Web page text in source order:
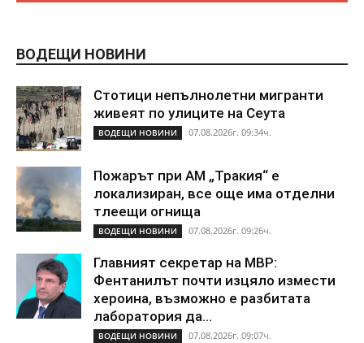
ВОДЕЩИ НОВИНИ
Стотици непълнолетни мигранти
живеят по улиците на Сеута
ВОДЕЩИ НОВИНИ 07.08.2026г. 09:34ч.
Пожарът при АМ „Тракия“ е
локализиран, все още има отделни
тлеещи огнища
ВОДЕЩИ НОВИНИ 07.08.2026г. 09:26ч.
Главният секретар на МВР:
Фентанилът почти изцяло измести
хероина, възможно е разбитата
лаборатория да...
ВОДЕЩИ НОВИНИ 07.08.2026г. 09:07ч.